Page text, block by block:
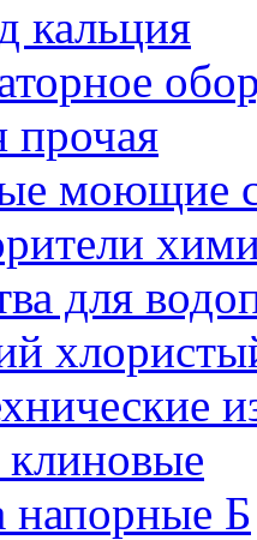
кальция
моющие
для
напорные Б